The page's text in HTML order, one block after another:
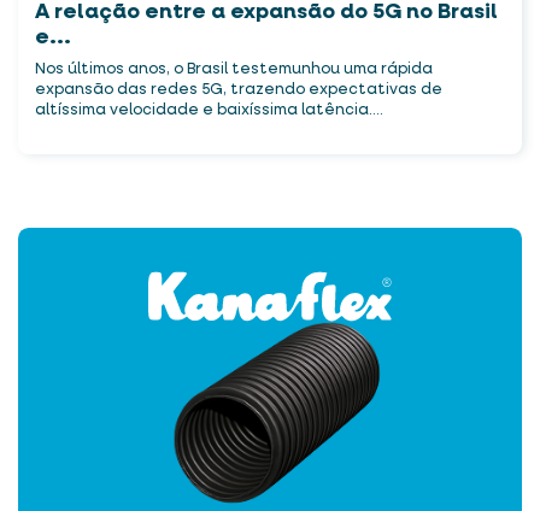
A relação entre a expansão do 5G no Brasil
e...
Nos últimos anos, o Brasil testemunhou uma rápida
expansão das redes 5G, trazendo expectativas de
altíssima velocidade e baixíssima latência....